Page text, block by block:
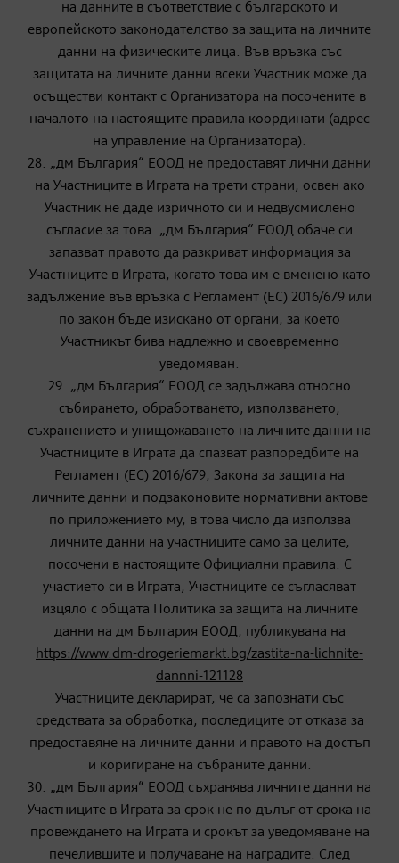
на данните в съответствие с българското и
европейското законодателство за защита на личните
данни на физическите лица. Във връзка със
защитата на личните данни всеки Участник може да
осъществи контакт с Организатора на посочените в
началото на настоящите правила координати (адрес
на управление на Организатора).
28. „дм България“ ЕООД не предоставят лични данни
на Участниците в Играта на трети страни, освен ако
Участник не даде изричното си и недвусмислено
съгласие за това. „дм България“ ЕООД обаче си
запазват правото да разкриват информация за
Участниците в Играта, когато това им е вменено като
задължение във връзка с Регламент (ЕС) 2016/679 или
по закон бъде изискано от органи, за което
Участникът бива надлежно и своевременно
уведомяван.
29. „дм България“ ЕООД се задължава относно
събирането, обработването, използването,
съхранението и унищожаването на личните данни на
Участниците в Играта да спазват разпоредбите на
Регламент (ЕС) 2016/679, Закона за защита на
личните данни и подзаконовите нормативни актове
по приложението му, в това число да използва
личните данни на участниците само за целите,
посочени в настоящите Официални правила. С
участието си в Играта, Участниците се съгласяват
изцяло с общата Политика за защита на личните
данни на дм България ЕООД, публикувана на
https://www.dm-drogeriemarkt.bg/zastita-na-lichnite-
dannni-121128
Участниците декларират, че са запознати със
средствата за обработка, последиците от отказа за
предоставяне на личните данни и правото на достъп
и коригиране на събраните данни.
30. „дм България“ ЕООД съхранява личните данни на
Участниците в Играта за срок не по-дълъг от срока на
провеждането на Играта и срокът за уведомяване на
печелившите и получаване на наградите. След